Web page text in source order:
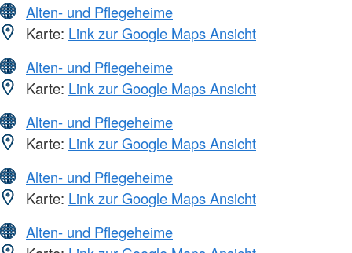
Alten- und Pflegeheime
Karte: Link zur Google Maps Ansicht
Alten- und Pflegeheime
Karte: Link zur Google Maps Ansicht
Alten- und Pflegeheime
Karte: Link zur Google Maps Ansicht
Alten- und Pflegeheime
Karte: Link zur Google Maps Ansicht
Alten- und Pflegeheime